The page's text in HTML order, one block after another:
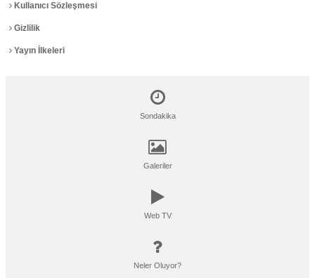
Kullanıcı Sözleşmesi
Gizlilik
Yayın İlkeleri
Sondakika
Galeriler
Web TV
Neler Oluyor?